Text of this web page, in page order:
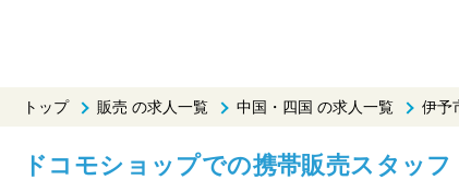
トップ 販売 の求人一覧 中国・四国 の求人一覧 伊予
ドコモショップでの携帯販売スタッ